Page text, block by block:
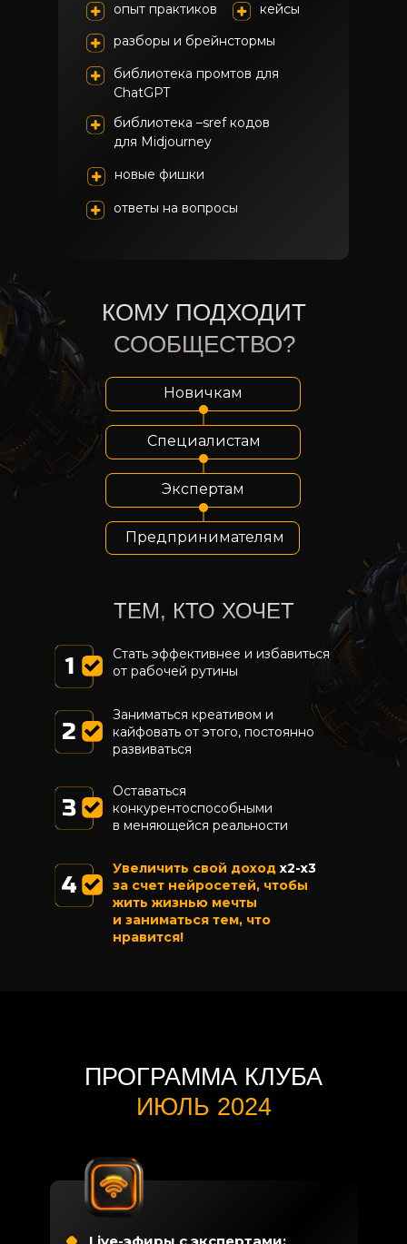
КОМУ ПОДХОДИТ
СООБЩЕСТВО?
ТЕМ, КТО ХОЧЕТ
Стать эффективнее и избавиться
от рабочей рутины
Заниматься креативом и
кайфовать от этого, постоянно
развиваться
Оставаться
конкурентоспособными
в меняющейся реальности
Увеличить свой доход x2-х3
за счет нейросетей, чтобы
жить жизнью мечты
и заниматься тем, что
нравится!
опыт практиков кейсы
библиотека промтов для
СhatGPT
разборы и брейнстормы
новые фишки
ответы на вопросы
Новичкам
Специалистам
Экспертам
Предпринимателям
библиотека –sref кодов
для Midjourney
ПРОГРАММА КЛУБА
ИЮЛЬ 2024
Почему не получается достигать
Как сделать ChatGPT своим
карманным психологом
Генерация изображений: от
рекламных баннеров
до иллюстраций книг - как на этом
зарабатывать?